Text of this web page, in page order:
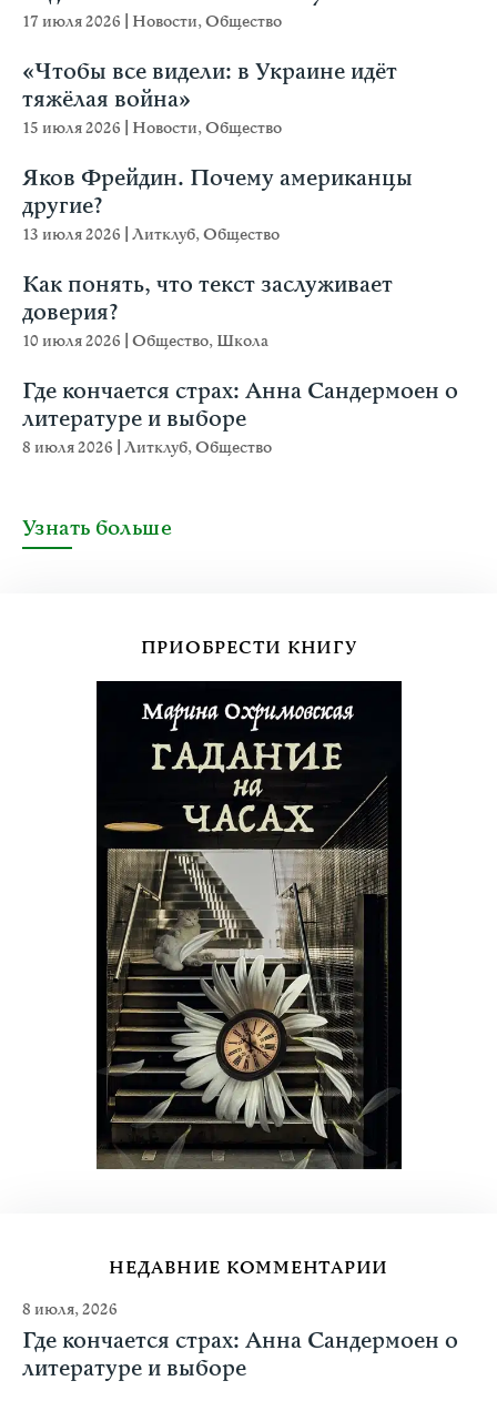
17 июля 2026 Новости,Общество
«Чтобы все видели: в Украине идёт
тяжёлая война»
15 июля 2026 Новости,Общество
Яков Фрейдин. Почему американцы
другие?
13 июля 2026 Литклуб,Общество
Как понять, что текст заслуживает
доверия?
10 июля 2026 Общество, Школа
Где кончается страх: Анна Сандермоен о
литературе и выборе
8 июля 2026 Литклуб,Общество
Узнать больше
ПРИОБРЕСТИ КНИГУ
НЕДАВНИЕ КОММЕНТАРИИ
8 июля, 2026
Где кончается страх: Анна Сандермоен о
литературе и выборе